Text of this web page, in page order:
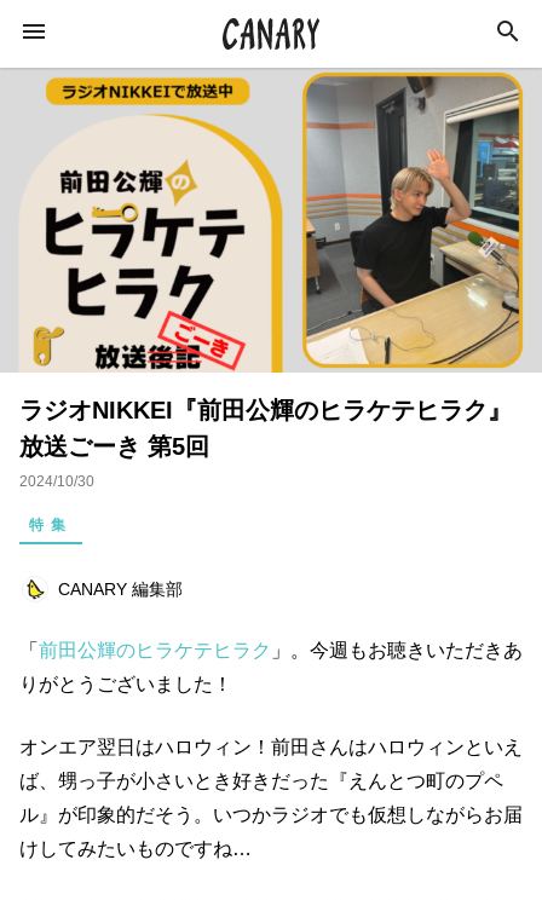
KEYWORD
ラジオ 特集 カルチャー イベント
インタビュー 学び イベントレポート
恋愛 オンラインサロン スキルアップ
ビジネス
美容師 浜田ブリトニー 健康 まとめ
ラジオNIKKEI『前田公輝のヒラケテヒラク』
放送ごーき 第5回
2024/10/30
特集
CANARY 編集部
「 前田公輝のヒラケテヒラク 」。今週もお聴きいただきあ
りがとうございました！
オンエア翌日はハロウィン！前田さんはハロウィンといえ
ば、甥っ子が小さいとき好きだった『えんとつ町のプペ
ル』が印象的だそう。いつかラジオでも仮想しながらお届
けしてみたいものですね…